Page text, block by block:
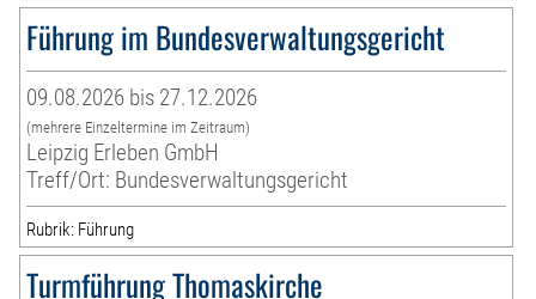
Führung im Bundesverwaltungsgericht
09.08.2026 bis 27.12.2026
(mehrere Einzeltermine im Zeitraum)
Leipzig Erleben GmbH
Treff/Ort: Bundesverwaltungsgericht
Rubrik: Führung
Turmführung Thomaskirche